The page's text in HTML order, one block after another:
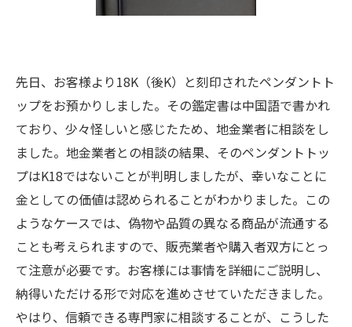
先日、お客様より18K（後K）と刻印されたペンダントト
ップをお預かりしました。その鑑定書は中国語で書かれ
ており、少々怪しいと感じたため、地金業者に相談をし
ました。地金業者との相談の結果、そのペンダントトッ
プはK18ではないことが判明しましたが、幸いなことに
金としての価値は認められることがわかりました。この
ようなケースでは、偽物や品質の異なる商品が流通する
ことも考えられますので、販売業者や購入者双方にとっ
て注意が必要です。お客様には事情を詳細にご説明し、
納得いただける形で対応を進めさせていただきました。
やはり、信頼できる専門家に相談することが、こうした